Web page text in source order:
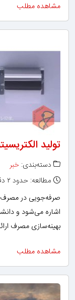
مشاهده مطلب
تولید
دسته‌بندی: خبر
مطالعه: حدود ۲ دقیقه
صرفه‌جویی در مصرف
اشاره می‌شود و
بهینه‌سازی مصرف
مشاهده مطلب